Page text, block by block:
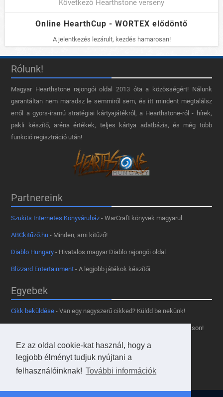
Ez az oldal cookie-kat használ, hogy a
legjobb élményt tudjuk nyújtani a
felhasználóinknak! További információk
Következő Hearthstone verseny
Online HearthCup - WORTEX elődöntő
A jelentkezés lezárult, kezdés hamarosan!
Rólunk!
Magyar Hearthstone​ rajongói oldal 2013 óta a közösségért! Nálunk
garantáltan nem maradsz le semmiről sem, és itt mindent megtalálsz
erről a gyors-iramú stratégiai kártyajátékról, a Hearthstone-ról - hírek,
pakli készítő, aréna értékek, teljes kártya adatbázis, és még több
funkció regisztráció után!
Partnereink
Szukits Internetes Könyváruház - WarCraft könyvek magyarul
ABCkitűző.hu - Minden, ami kitűző!
Diablo Hungary - Hivatalos magyar Diablo rajongói oldal
Blizzard Entertainment - A legjobb játékok készítői
Egyebek
Cikk beküldése - Van egy nagyszerű cikked? Küldd be nekünk!
- Tetszik az oldal? Segíts, hogy fennmaradhasson!
Kapcsolat, médiaajánlat- Lépj velünk kapcsolatba!
Használd a tooltipünket- A saját oldaladon is!